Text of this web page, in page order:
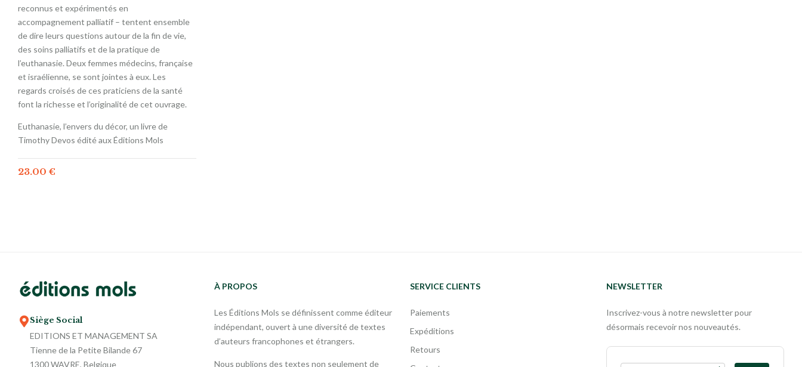
reconnus et expérimentés en
accompagnement palliatif – tentent ensemble
de dire leurs questions autour de la fin de vie,
des soins palliatifs et de la pratique de
l’euthanasie. Deux femmes médecins, française
et israélienne, se sont jointes à eux. Les
regards croisés de ces praticiens de la santé
font la richesse et l’originalité de cet ouvrage.
Euthanasie, l’envers du décor, un livre de
Timothy Devos édité aux Éditions Mols
23.00 €
Siège Social
EDITIONS ET MANAGEMENT SA
Tienne de la Petite Bilande 67
1300 WAVRE, Belgique
À PROPOS
Les Éditions Mols se définissent comme éditeur
indépendant, ouvert à une diversité de textes
d’auteurs francophones et étrangers.
Nous publions des textes non seulement de
SERVICE CLIENTS
Paiements
Expéditions
Retours
NEWSLETTER
Inscrivez-vous à notre newsletter pour
désormais recevoir nos nouveautés.